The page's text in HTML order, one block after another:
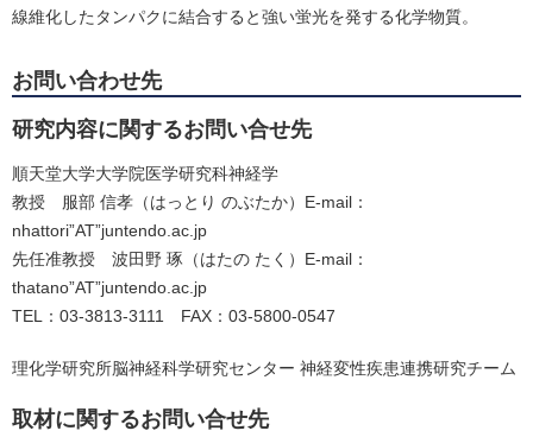
線維化したタンパクに結合すると強い蛍光を発する化学物質。
お問い合わせ先
研究内容に関するお問い合せ先
順天堂大学大学院医学研究科神経学
教授 服部 信孝（はっとり のぶたか）E-mail：
nhattori”AT”juntendo.ac.jp
先任准教授 波田野 琢（はたの たく）E-mail：
thatano”AT”juntendo.ac.jp
TEL：03-3813-3111 FAX：03-5800-0547
理化学研究所脳神経科学研究センター 神経変性疾患連携研究チーム
取材に関するお問い合せ先